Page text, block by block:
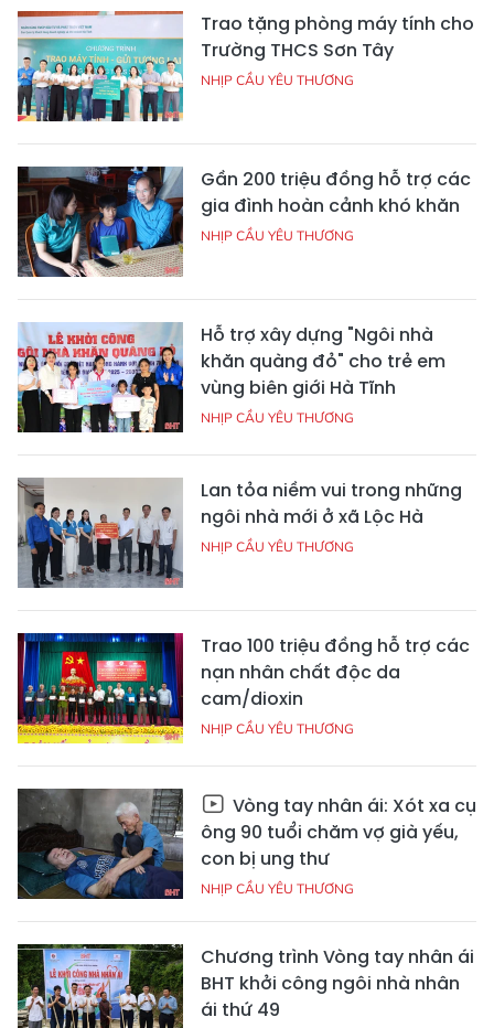
Trao tặng phòng máy tính cho
Trường THCS Sơn Tây
NHỊP CẦU YÊU THƯƠNG
Gần 200 triệu đồng hỗ trợ các
gia đình hoàn cảnh khó khăn
NHỊP CẦU YÊU THƯƠNG
Hỗ trợ xây dựng "Ngôi nhà
khăn quàng đỏ" cho trẻ em
vùng biên giới Hà Tĩnh
NHỊP CẦU YÊU THƯƠNG
Lan tỏa niềm vui trong những
ngôi nhà mới ở xã Lộc Hà
NHỊP CẦU YÊU THƯƠNG
Trao 100 triệu đồng hỗ trợ các
nạn nhân chất độc da
cam/dioxin
NHỊP CẦU YÊU THƯƠNG
Vòng tay nhân ái: Xót xa cụ
ông 90 tuổi chăm vợ già yếu,
con bị ung thư
NHỊP CẦU YÊU THƯƠNG
Chương trình Vòng tay nhân ái
BHT khởi công ngôi nhà nhân
ái thứ 49